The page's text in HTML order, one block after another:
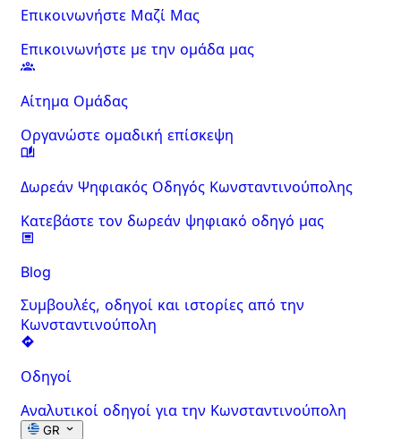
Επικοινωνήστε Μαζί Μας
Επικοινωνήστε με την ομάδα μας
Αίτημα Ομάδας
Οργανώστε ομαδική επίσκεψη
Δωρεάν Ψηφιακός Οδηγός Κωνσταντινούπολης
Κατεβάστε τον δωρεάν ψηφιακό οδηγό μας
Blog
Συμβουλές, οδηγοί και ιστορίες από την
Κωνσταντινούπολη
Οδηγοί
Αναλυτικοί οδηγοί για την Κωνσταντινούπολη
GR